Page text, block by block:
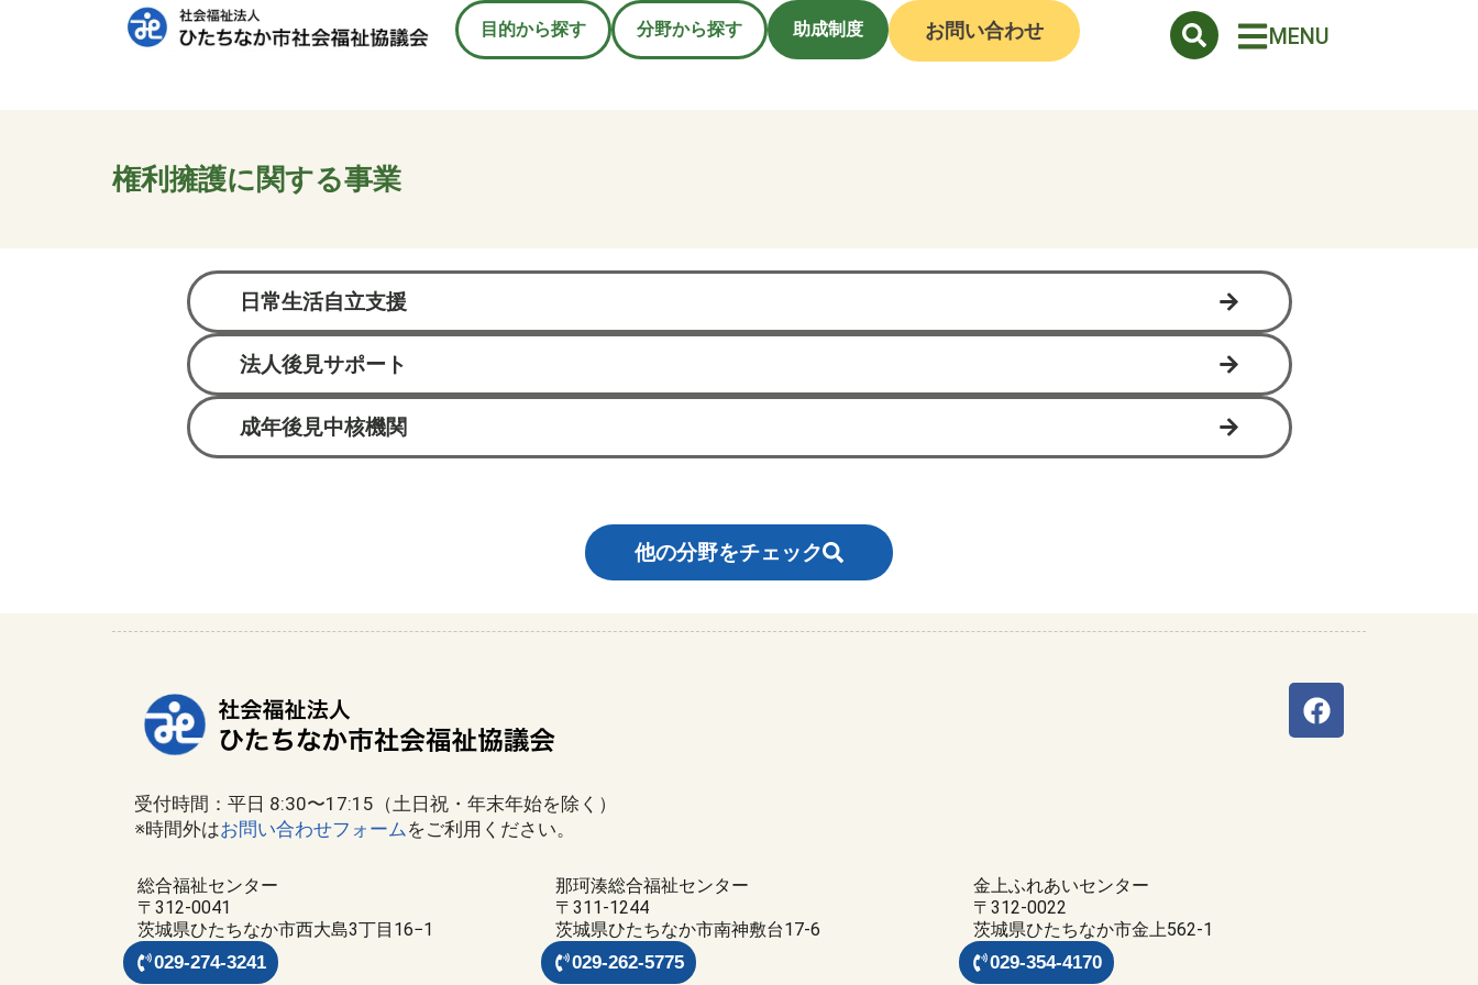
目的から探す 分野から探す 助成制度 お問い合わせ MENU
権利擁護に関する事業
日常生活自立支援
法人後見サポート
成年後見中核機関
他の分野をチェック
受付時間：平日 8:30〜17:15（土日祝・年末年始を除く）
※時間外はお問い合わせフォームをご利用ください。
総合福祉センター
〒312-0041
茨城県ひたちなか市西大島3丁目16−1
029-274-3241
那珂湊総合福祉センター
〒311-1244
茨城県ひたちなか市南神敷台17-6
029-262-5775
金上ふれあいセンター
〒312-0022
茨城県ひたちなか市金上562-1
029-354-4170